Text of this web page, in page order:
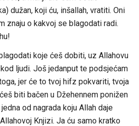
dužan, koji ću, inšallah, vratiti. Oni
znaju o kakvoj se blagodati radi.
koje ćeš dobiti, uz Allahovu
ljudi. Još jedanput te podsjećam
jer će to tvoj hifz pokvariti, tvoja
biti bačen u Džehennem ponižen
od nagrada koju Allah daje
Knjizi. Ja ću samo kratko